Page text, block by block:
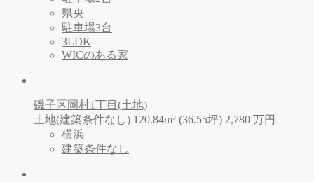
県央
駐車場3台
3LDK
WICのある家
磯子区岡村1丁目(土地)
土地(建築条件なし) 120.84m² (36.55坪) 2,780 万円
横浜
建築条件なし